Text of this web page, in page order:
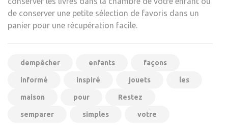
de conserver une petite sélection de favoris dans un
panier pour une récupération facile.
dempêcher enfants façons
informé inspiré jouets les
maison pour Restez
semparer simples votre